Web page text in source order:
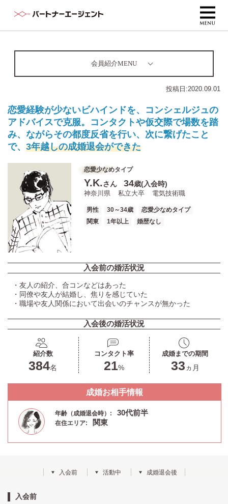
会員紹介MENU
投稿日:2020.09.01
恋愛経験が少ないビハインドを、コンシェルジュの
アドバイスで克服。コンタクトや仮交際で場数を踏
み、ながらその都度反省を行い、次に繋げたこと
で、 3年越しの成婚退会ができた
恋愛少なめタイプ
Y.K.さん 34歳(入会時)
神奈川県 私立大卒 電気技術職
男性 30～34歳
恋愛少なめタイプ
関東
1年以上 婚歴なし
入会前の婚活状況
・友人の紹介、合コンなどはあった
・同僚や友人が結婚し、焦りを感じていた
・職場や友人関係において出会いのチャンスが無かった
入会後の婚活状況
紹介数
384名
コンタクト率
21%
成婚までの期間
33 ヵ月
成婚お相手情報
年齢（成婚退会時）: 30代前半
在住エリア: 関東
入会前 活動中 成婚退会後
入会前